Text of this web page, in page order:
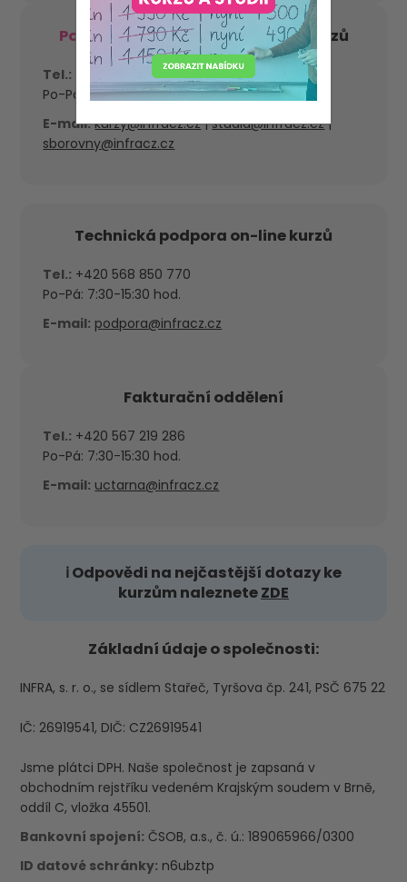
Pouze pro přihlášenéúčastníky kurzů
Tel.: +420 568 851 733
Po-Pá: 7:30-15:30 hod.
E-mail: kurzy@infracz.cz|studia@infracz.cz|
sborovny@infracz.cz
Technická podpora on-line kurzů
Tel.: +420 568 850 770
Po-Pá: 7:30-15:30 hod.
E-mail: podpora@infracz.cz
Fakturační oddělení
Tel.: +420 567 219 286
Po-Pá: 7:30-15:30 hod.
E-mail: uctarna@infracz.cz
ℹ️ Odpovědi na nejčastější dotazy ke
kurzům nalezneteZDE
Základní údaje o společnosti:
INFRA, s. r. o., se sídlem Stařeč, Tyršova čp. 241, PSČ 675 22
IČ: 26919541, DIČ: CZ26919541
Jsme plátci DPH. Naše společnost je zapsaná v
obchodním rejstříku vedeném Krajským soudem v Brně,
oddíl C, vložka 45501.
Bankovní spojení: ČSOB, a.s., č. ú.: 189065966/0300
ID datové schránky: n6ubztp